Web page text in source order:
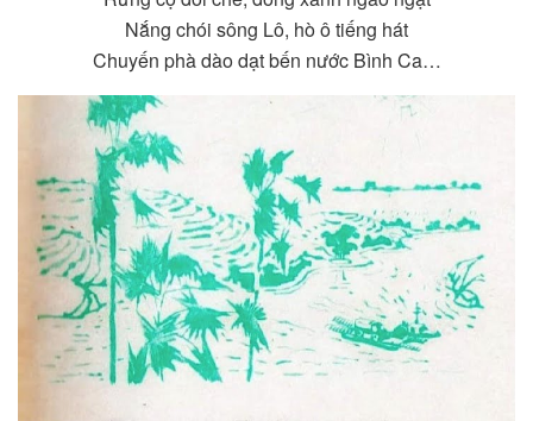
Nắng chói sông Lô, hò ô tiếng hát
Chuyến phà dào dạt bến nước Bình Ca…